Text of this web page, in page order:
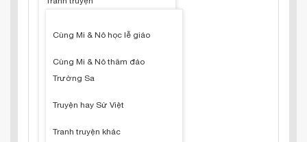
Cùng Mi & Nô học lễ giáo
Cùng Mi & Nô thăm đảo
Trường Sa
Truyện hay Sử Việt
Tranh truyện khác